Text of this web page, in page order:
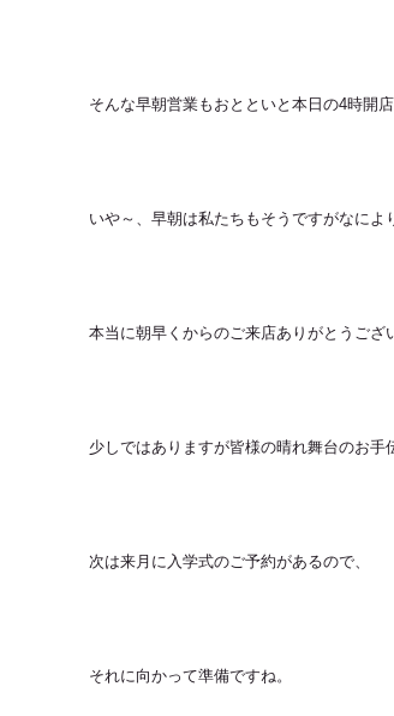
そんな早朝営業もおとといと本日の4時開
いや～、早朝は私たちもそうですがなによ
本当に朝早くからのご来店ありがとうござ
少しではありますが皆様の晴れ舞台のお手
次は来月に入学式のご予約があるので、
それに向かって準備ですね。